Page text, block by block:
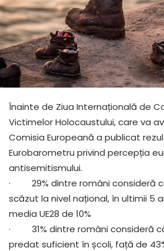
Înainte de Ziua Internațională de
Victimelor Holocaustului, care va
Comisia Europeană a publicat
Eurobarometru privind percepția
antisemitismului.
· 29% dintre români consideră
scăzut la nivel național, în ultimii 5
media UE28 de 10%
· 31% dintre români consideră
predat suficient în școli, față de